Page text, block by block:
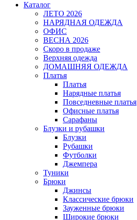
Каталог
ЛЕТО 2026
НАРЯДНАЯ ОДЕЖДА
ОФИС
ВЕСНА 2026
Скоро в продаже
Верхняя одежда
ДОМАШНЯЯ ОДЕЖДА
Платья
Платья
Нарядные платья
Повседневные платья
Офисные платья
Сарафаны
Блузки и рубашки
Блузки
Рубашки
Футболки
Джемпера
Туники
Брюки
Джинсы
Классические брюки
Зауженные брюки
Широкие брюки